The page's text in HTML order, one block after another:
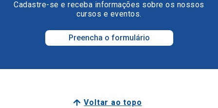
Cadastre-se e receba informações sobre os nossos
cursos e eventos.
Preencha o formulário
Voltar ao topo